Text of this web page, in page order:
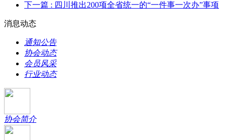
下一篇 : 四川推出200项全省统一的“一件事一次办”事项
消息动态
通知公告
协会动态
会员风采
行业动态
协会简介